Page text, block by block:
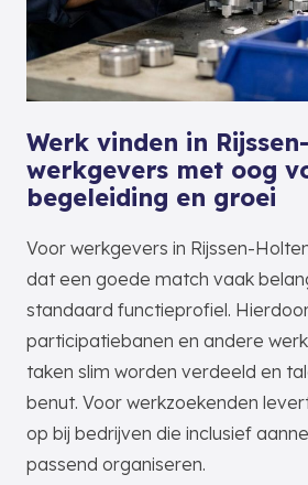
Werk vinden in
werkgevers met oog
begeleiding en groei
Voor werkgevers in Rijssen-
dat een goede match vaak
standaard functieprofiel.
participatiebanen en andere
taken slim worden verdeeld en
benut. Voor werkzoekenden
op bij bedrijven die inclusief
passend organiseren.